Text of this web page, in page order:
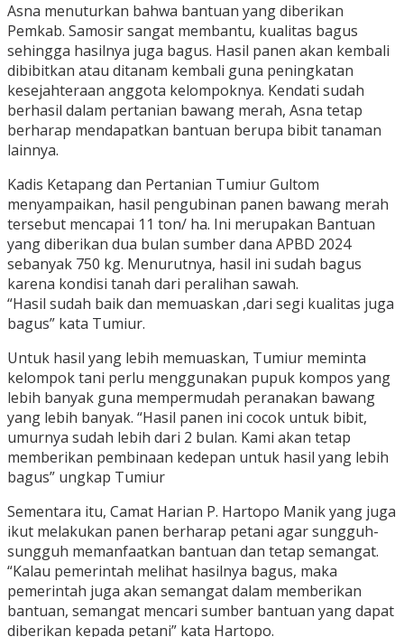
Asna menuturkan bahwa bantuan yang diberikan
Pemkab. Samosir sangat membantu, kualitas bagus
sehingga hasilnya juga bagus. Hasil panen akan kembali
dibibitkan atau ditanam kembali guna peningkatan
kesejahteraan anggota kelompoknya. Kendati sudah
berhasil dalam pertanian bawang merah, Asna tetap
berharap mendapatkan bantuan berupa bibit tanaman
lainnya.
Kadis Ketapang dan Pertanian Tumiur Gultom
menyampaikan, hasil pengubinan panen bawang merah
tersebut mencapai 11 ton/ ha. Ini merupakan Bantuan
yang diberikan dua bulan sumber dana APBD 2024
sebanyak 750 kg. Menurutnya, hasil ini sudah bagus
karena kondisi tanah dari peralihan sawah.
“Hasil sudah baik dan memuaskan ,dari segi kualitas juga
bagus” kata Tumiur.
Untuk hasil yang lebih memuaskan, Tumiur meminta
kelompok tani perlu menggunakan pupuk kompos yang
lebih banyak guna mempermudah peranakan bawang
yang lebih banyak. “Hasil panen ini cocok untuk bibit,
umurnya sudah lebih dari 2 bulan. Kami akan tetap
memberikan pembinaan kedepan untuk hasil yang lebih
bagus” ungkap Tumiur
Sementara itu, Camat Harian P. Hartopo Manik yang juga
ikut melakukan panen berharap petani agar sungguh-
sungguh memanfaatkan bantuan dan tetap semangat.
“Kalau pemerintah melihat hasilnya bagus, maka
pemerintah juga akan semangat dalam memberikan
bantuan, semangat mencari sumber bantuan yang dapat
diberikan kepada petani” kata Hartopo.